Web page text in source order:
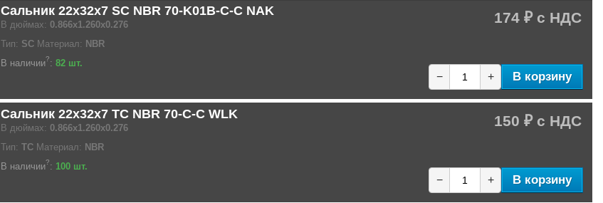
Сальник 22x32x7 SC NBR 70-K01B-C-C NAK
В дюймах: 0.866x1.260x0.276
Тип: SC Материал: NBR
В наличии?: 82 шт.
174 ₽
− + В корзину
Сальник 22x32x7 TC NBR 70-C-C WLK
В дюймах: 0.866x1.260x0.276
Тип: TC Материал: NBR
В наличии?: 100 шт.
150 ₽
− + В корзину